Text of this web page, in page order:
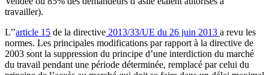
travailler).
L’’article 15 de la directive 2013/33/UE du 26 juin 2013 a revu les
normes. Les principales modifications par rapport à la directive de
2003 sont la suppression du principe d’une interdiction du marché
du travail pendant une période déterminée, remplacé par celui du